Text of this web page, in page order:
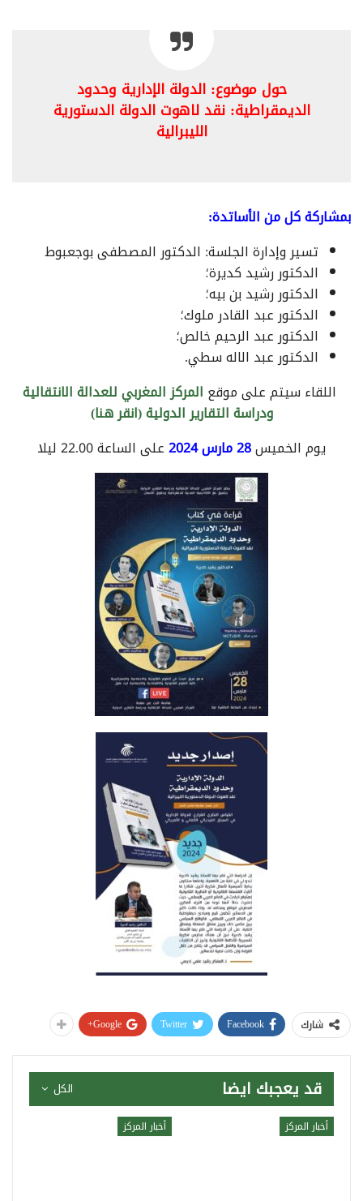
حول موضوع: الدولة الإدارية وحدود
الديمقراطية: نقد لاهوت الدولة الدستورية
الليبرالية
بمشاركة كل من الأساتدة:
تسير وإدارة الجلسة: الدكتور المصطفى بوجعبوط
الدكتور رشيد كديرة؛
الدكتور رشيد بن بيه؛
الدكتور عبد القادر ملوك؛
الدكتور عبد الرحيم خالص؛
الدكتور عبد الاله سطي.
اللقاء سيتم على موقع المركز المغربي للعدالة الانتقالية
ودراسة التقارير الدولية (انقر هنا)
يوم الخميس28 مارس 2024 على الساعة 22.00 ليلا
شارك Facebook
Twitter
Google+
الكل قد يعجبك ايضا
أخبار المركز أخبار المركز